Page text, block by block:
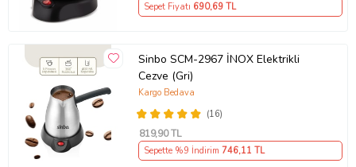
Sepet Fiyatı 690,69 TL
Sinbo SCM-2967 İNOX Elektrikli
Cezve (Gri)
(16)
Kargo Bedava
819,90 TL
Sepette %9 İndirim 746,11 TL